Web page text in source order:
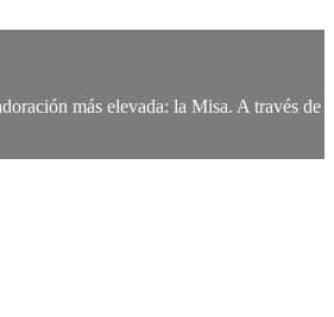
más elevada: la Misa. A través de